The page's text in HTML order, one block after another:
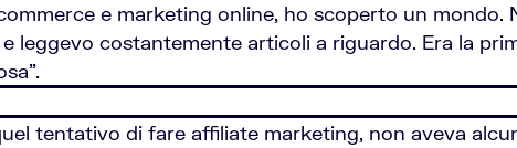
e marketing online, ho scoperto un
leggevo costantemente articoli a riguardo. Era la
tentativo di fare affiliate marketing, non aveva